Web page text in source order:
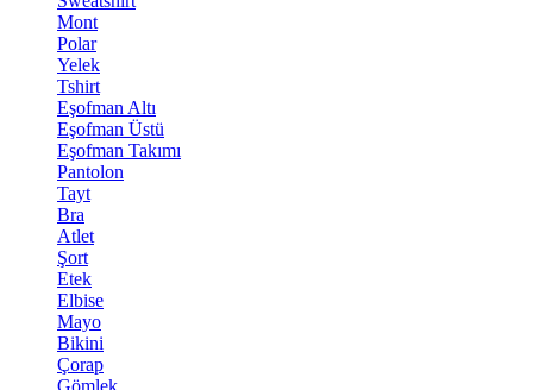
Mont
Polar
Yelek
Tshirt
Eşofman Altı
Eşofman Üstü
Eşofman Takımı
Pantolon
Tayt
Bra
Atlet
Şort
Etek
Elbise
Mayo
Bikini
Çorap
Gömlek